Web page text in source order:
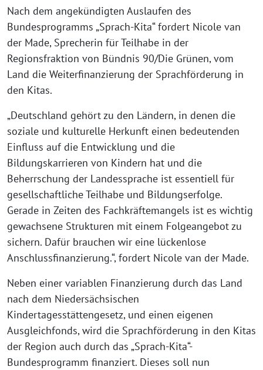
Nach dem angekündigten Auslaufen des
Bundesprogramms „Sprach-Kita“ fordert Nicole van
der Made, Sprecherin für Teilhabe in der
Regionsfraktion von Bündnis 90/Die Grünen, vom
Land die Weiterfinanzierung der Sprachförderung in
den Kitas.
„Deutschland gehört zu den Ländern, in denen die
soziale und kulturelle Herkunft einen bedeutenden
Einfluss auf die Entwicklung und die
Bildungskarrieren von Kindern hat und die
Beherrschung der Landessprache ist essentiell für
gesellschaftliche Teilhabe und Bildungserfolge.
Gerade in Zeiten des Fachkräftemangels ist es wichtig
gewachsene Strukturen mit einem Folgeangebot zu
sichern. Dafür brauchen wir eine lückenlose
Anschlussfinanzierung.“, fordert Nicole van der Made.
Neben einer variablen Finanzierung durch das Land
nach dem Niedersächsischen
Kindertagesstättengesetz, und einen eigenen
Ausgleichfonds, wird die Sprachförderung in den Kitas
der Region auch durch das „Sprach-Kita“-
Bundesprogramm finanziert. Dieses soll nun